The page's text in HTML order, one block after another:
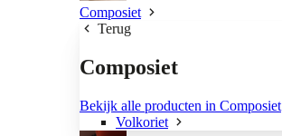
Composiet
Terug
Composiet
Bekijk alle producten in Composiet
Volkoriet